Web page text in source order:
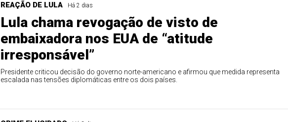
REAÇÃO DE LULA Há 2 dias
Lula chama revogação de visto de
embaixadora nos EUA de “atitude
irresponsável”
Presidente criticou decisão do governo norte-americano e afirmou que medida representa
escalada nas tensões diplomáticas entre os dois países.